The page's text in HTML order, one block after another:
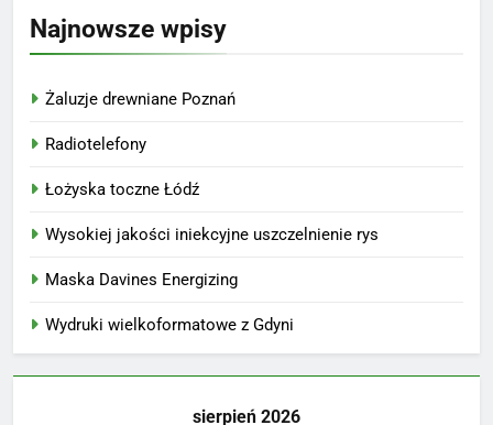
Najnowsze wpisy
Żaluzje drewniane Poznań
Radiotelefony
Łożyska toczne Łódź
Wysokiej jakości iniekcyjne uszczelnienie rys
Maska Davines Energizing
Wydruki wielkoformatowe z Gdyni
sierpień 2026